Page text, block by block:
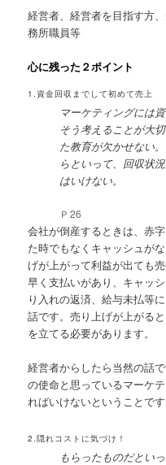
経営者、経営者を目指す方
務所職員等
心に残った２ポイント
1.資金回収までして初めて売上
マーケティングには
そう考えることが大
た教育が欠かせない
らといって、回収状
はいけない。
Ｐ26
会社が倒産するときは、赤
た時でもなくキャッシュが
げが上がって利益が出ても
早く支払いがあり、キャッ
り入れの返済、給与未払等
話です。売り上げが上がる
を立てる必要があります。
経営者からしたら当然の話
の使命と思っているマーケ
ればいけないということです
2.隠れコストに気づけ！
もらったものだとい